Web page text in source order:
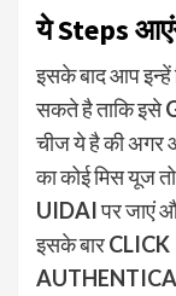
ये Steps
इसके बाद आप इन्हें
सकते है ताकि इसे
चीज ये है की अगर
का कोई मिस यूज
UIDAIपर जाएं
इसके बारCLICK